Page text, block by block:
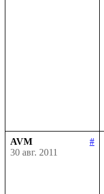
AVM
#
30 авг. 2011